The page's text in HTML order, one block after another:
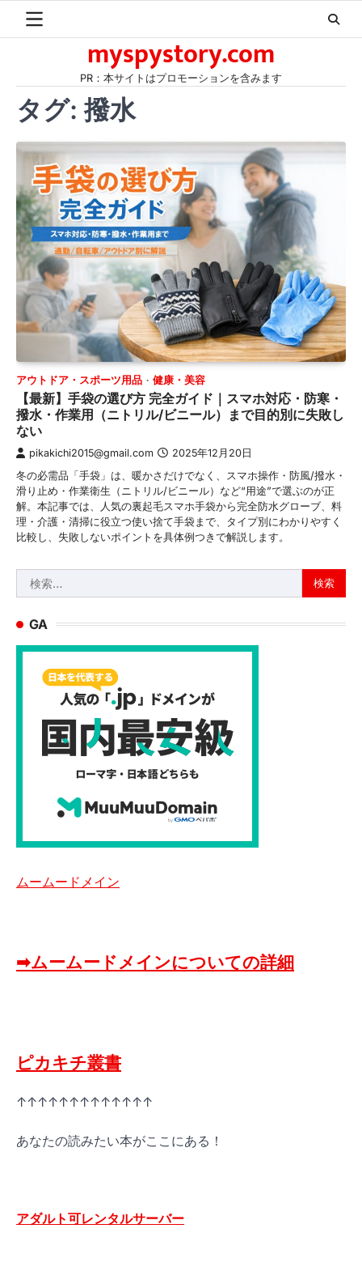
myspystory.com
PR：本サイトはプロモーションを含みます
タグ:撥水
アウトドア・スポーツ用品 健康・美容
【最新】手袋の選び方 完全ガイド｜スマホ対応・防寒・
撥水・作業用（ニトリル/ビニール）まで目的別に失敗し
ない
pikakichi2015@gmail.com 2025年12月20日
冬の必需品「手袋」は、暖かさだけでなく、スマホ操作・防風/撥水・
滑り止め・作業衛生（ニトリル/ビニール）など“用途”で選ぶのが正
解。本記事では、人気の裏起毛スマホ手袋から完全防水グローブ、料
理・介護・清掃に役立つ使い捨て手袋まで、タイプ別にわかりやすく
比較し、失敗しないポイントを具体例つきで解説します。
索:
GA
ムームードメイン
➡ムームードメインについての詳細
ピカキチ叢書
↑↑↑↑↑↑↑↑↑↑↑↑↑
あなたの読みたい本がここにある！
アダルト可レンタルサーバー